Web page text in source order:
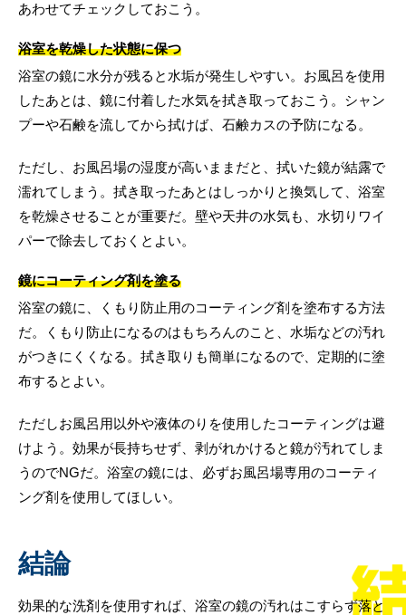
あわせてチェックしておこう。
浴室を乾燥した状態に保つ
浴室の鏡に水分が残ると水垢が発生しやすい。お風呂を使用
したあとは、鏡に付着した水気を拭き取っておこう。シャン
プーや石鹸を流してから拭けば、石鹸カスの予防になる。
ただし、お風呂場の湿度が高いままだと、拭いた鏡が結露で
濡れてしまう。拭き取ったあとはしっかりと換気して、浴室
を乾燥させることが重要だ。壁や天井の水気も、水切りワイ
パーで除去しておくとよい。
鏡にコーティング剤を塗る
浴室の鏡に、くもり防止用のコーティング剤を塗布する方法
だ。くもり防止になるのはもちろんのこと、水垢などの汚れ
がつきにくくなる。拭き取りも簡単になるので、定期的に塗
布するとよい。
ただしお風呂用以外や液体のりを使用したコーティングは避
けよう。効果が長持ちせず、剥がれかけると鏡が汚れてしま
うのでNGだ。浴室の鏡には、必ずお風呂場専用のコーティ
ング剤を使用してほしい。
結論
効果的な洗剤を使用すれば、浴室の鏡の汚れはこすらず落と